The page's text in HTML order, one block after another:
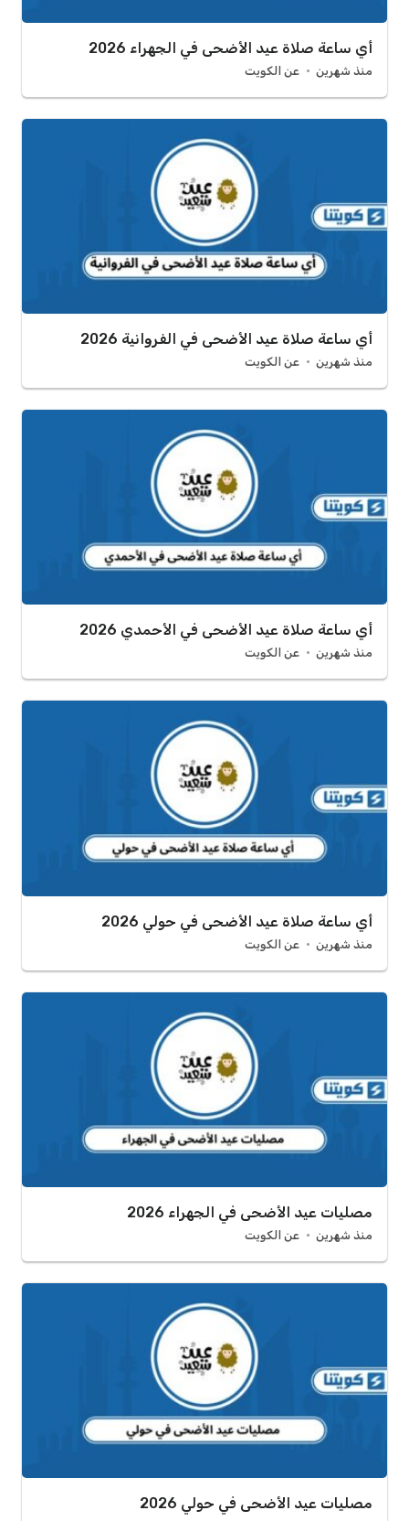
أي ساعة صلاة عيد الأضحى في الجهراء 2026
منذ شهرين عن الكويت
أي ساعة صلاة عيد الأضحى في الفروانية 2026
منذ شهرين عن الكويت
أي ساعة صلاة عيد الأضحى في الأحمدي 2026
منذ شهرين عن الكويت
أي ساعة صلاة عيد الأضحى في حولي 2026
منذ شهرين عن الكويت
مصليات عيد الأضحى في الجهراء 2026
منذ شهرين عن الكويت
مصليات عيد الأضحى في حولي 2026